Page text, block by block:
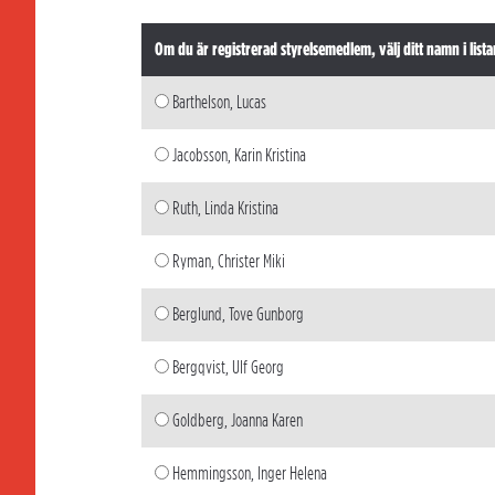
Om du är registrerad styrelsemedlem, välj ditt namn i
Barthelson, Lucas
Jacobsson, Karin Kristina
Ruth, Linda Kristina
Ryman, Christer Miki
Berglund, Tove Gunborg
Bergqvist, Ulf Georg
Goldberg, Joanna Karen
Hemmingsson, Inger Helena